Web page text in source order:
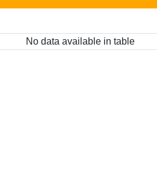
No data available in table